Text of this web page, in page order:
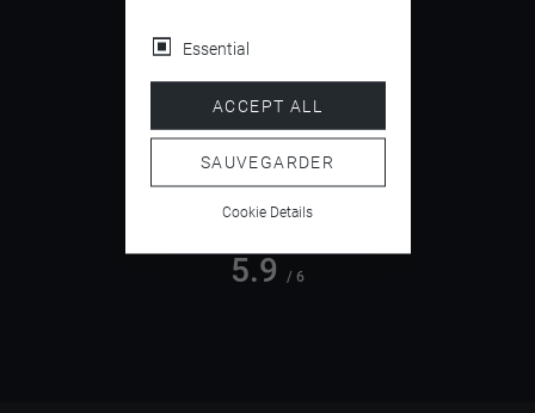
4.5
5.9 / 6
Essential
ACCEPT ALL
SAUVEGARDER
Cookie Details